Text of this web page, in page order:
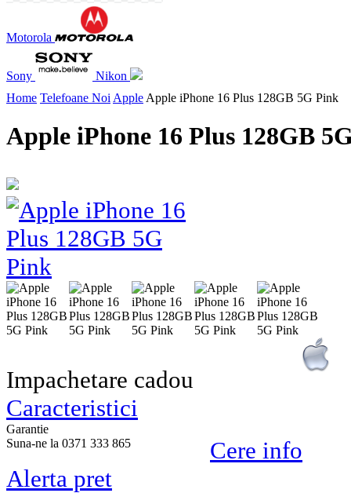
Motorola
Sony
Nikon
Home Telefoane Noi Apple Apple iPhone 16 Plus 128GB 5G Pink
Apple iPhone 16 Plus 128GB
Impachetare cadou
Caracteristici
Garantie
Suna-ne la 0371 333 865
Cere info
Alerta pret